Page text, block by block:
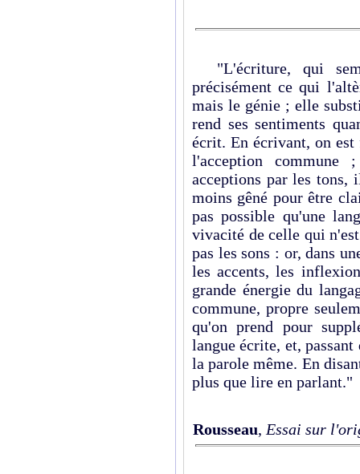
"L'écriture, qui
précisément ce qui
mais le génie ; elle
rend ses sentiments
écrit. En écrivant, on est
l'acception
acceptions par les
moins gêné pour être
pas possible qu'une
vivacité de celle qui
pas les sons : or, dans
les accents, les
grande énergie du
commune, propre
qu'on prend pour
langue écrite, et,
la parole même. En
plus que lire en parlant."
Rousseau, Essai sur